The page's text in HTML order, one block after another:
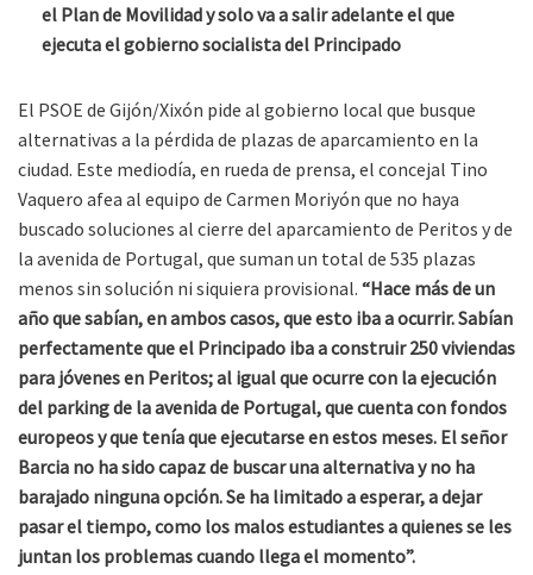
el Plan de Movilidad y solo va a salir adelante el que
ejecuta el gobierno socialista del Principado
El PSOE de Gijón/Xixón pide al gobierno local que busque
alternativas a la pérdida de plazas de aparcamiento en la
ciudad. Este mediodía, en rueda de prensa, el concejal Tino
Vaquero afea al equipo de Carmen Moriyón que no haya
buscado soluciones al cierre del aparcamiento de Peritos y de
la avenida de Portugal, que suman un total de 535 plazas
menos sin solución ni siquiera provisional. “Hace más de un
año que sabían, en ambos casos, que esto iba a ocurrir. Sabían
perfectamente que el Principado iba a construir 250 viviendas
para jóvenes en Peritos; al igual que ocurre con la ejecución
del parking de la avenida de Portugal, que cuenta con fondos
europeos y que tenía que ejecutarse en estos meses. El señor
Barcia no ha sido capaz de buscar una alternativa y no ha
barajado ninguna opción. Se ha limitado a esperar, a dejar
pasar el tiempo, como los malos estudiantes a quienes se les
juntan los problemas cuando llega el momento”.